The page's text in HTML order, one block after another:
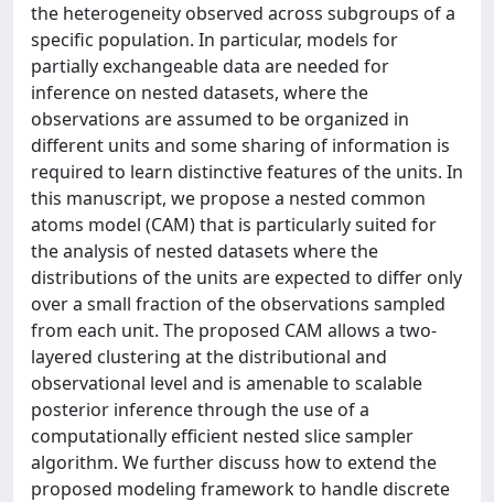
the heterogeneity observed across subgroups of a
specific population. In particular, models for
partially exchangeable data are needed for
inference on nested datasets, where the
observations are assumed to be organized in
different units and some sharing of information is
required to learn distinctive features of the units. In
this manuscript, we propose a nested common
atoms model (CAM) that is particularly suited for
the analysis of nested datasets where the
distributions of the units are expected to differ only
over a small fraction of the observations sampled
from each unit. The proposed CAM allows a two-
layered clustering at the distributional and
observational level and is amenable to scalable
posterior inference through the use of a
computationally efficient nested slice sampler
algorithm. We further discuss how to extend the
proposed modeling framework to handle discrete